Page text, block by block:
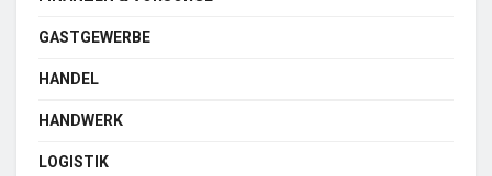
GASTGEWERBE
HANDEL
HANDWERK
LOGISTIK